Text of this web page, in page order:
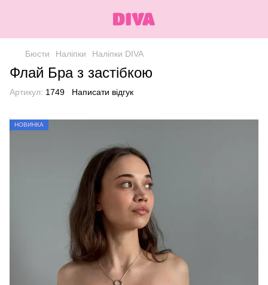
Бюсти Наліпки Наліпки DIVA
Флай Бра з застібкою
Артикул: 1749 Написати відгук
НОВИНКА